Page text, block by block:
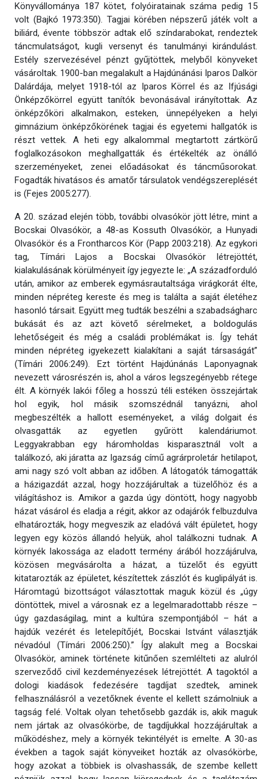
Könyvállománya 187 kötet, folyóiratainak száma pedig 15
volt (Bajkó 1973:350). Tagjai körében népszerű játék volt a
biliárd, évente többször adtak elő színdarabokat, rendeztek
táncmulatságot, kugli versenyt és tanulmányi kirándulást.
Estély szervezésével pénzt gyűjtöttek, melyből könyveket
vásároltak. 1900-ban megalakult a Hajdúnánási Iparos Dalkör
Dalárdája, melyet 1918-tól az Iparos Körrel és az Ifjúsági
Önképzőkörrel együtt tanítók bevonásával irányítottak. Az
önképzőköri alkalmakon, esteken, ünnepélyeken a helyi
gimnázium önképzőkörének tagjai és egyetemi hallgatók is
részt vettek. A heti egy alkalommal megtartott zártkörű
foglalkozásokon meghallgatták és értékelték az önálló
szerzeményeket, zenei előadásokat és táncműsorokat.
Fogadták hivatásos és amatőr társulatok vendégszereplését
is (Fejes 2005:277).
A 20. század elején több, további olvasókör jött létre, mint a
Bocskai Olvasókör, a 48-as Kossuth Olvasókör, a Hunyadi
Olvasókör és a Frontharcos Kör (Papp 2003:218). Az egykori
tag, Tímári Lajos a Bocskai Olvasókör létrejöttét,
kialakulásának körülményeit így jegyezte le: „A századforduló
után, amikor az emberek egymásrautaltsága virágkorát élte,
minden népréteg kereste és meg is találta a saját életéhez
hasonló társait. Együtt meg tudták beszélni a szabadságharc
bukását és az azt követő sérelmeket, a boldogulás
lehetőségeit és még a családi problémákat is. Így tehát
minden népréteg igyekezett kialakítani a saját társaságát”
(Tímári 2006:249). Ezt történt Hajdúnánás Laponyagnak
nevezett városrészén is, ahol a város legszegényebb rétege
élt. A környék lakói főleg a hosszú téli estéken összejártak
hol egyik, hol másik szomszédnál tanyázni, ahol
megbeszélték a hallott eseményeket, a világ dolgait és
olvasgatták az egyetlen gyűrött kalendáriumot.
Leggyakrabban egy háromholdas kisparasztnál volt a
találkozó, aki járatta az Igazság című agrárproletár hetilapot,
ami nagy szó volt abban az időben. A látogatók támogatták
a házigazdát azzal, hogy hozzájárultak a tüzelőhöz és a
világításhoz is. Amikor a gazda úgy döntött, hogy nagyobb
házat vásárol és eladja a régit, akkor az odajárók felbuzdulva
elhatározták, hogy megveszik az eladóvá vált épületet, hogy
legyen egy közös állandó helyük, ahol találkozni tudnak. A
környék lakossága az eladott termény árából hozzájárulva,
közösen megvásárolta a házat, a tüzelőt és együtt
kitatarozták az épületet, készítettek zászlót és kuglipályát is.
Háromtagú bizottságot választottak maguk közül és „úgy
döntöttek, mivel a városnak ez a legelmaradottabb része –
úgy gazdaságilag, mint a kultúra szempontjából – hát a
hajdúk vezérét és letelepítőjét, Bocskai Istvánt választják
névadóul (Tímári 2006:250).” Így alakult meg a Bocskai
Olvasókör, aminek története kitűnően szemlélteti az alulról
szerveződő civil kezdeményezések létrejöttét. A tagoktól a
dologi kiadások fedezésére tagdíjat szedtek, aminek
felhasználásról a vezetőknek évente el kellett számolniuk a
tagság felé. Voltak olyan tehetősebb gazdák is, akik maguk
nem jártak az olvasókörbe, de tagdíjukkal hozzájárultak a
működéshez, mely a környék tekintélyét is emelte. A 30-as
években a tagok saját könyveiket hozták az olvasókörbe,
hogy azokat a többiek is olvashassák, de szembe kellett